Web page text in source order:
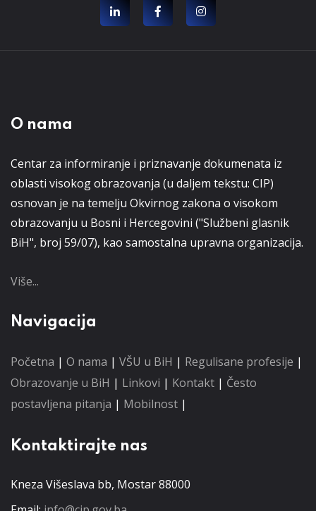
O nama
Centar za informiranje i priznavanje dokumenata iz
oblasti visokog obrazovanja (u daljem tekstu: CIP)
osnovan je na temelju Okvirnog zakona o visokom
obrazovanju u Bosni i Hercegovini ("Službeni glasnik
BiH", broj 59/07), kao samostalna upravna organizacija.
Više...
Navigacija
Početna | O nama | VŠU u BiH | Regulisane profesije |
Obrazovanje u BiH | Linkovi | Kontakt | Često
postavljena pitanja | Mobilnost |
Kontaktirajte nas
Kneza Višeslava bb, Mostar 88000